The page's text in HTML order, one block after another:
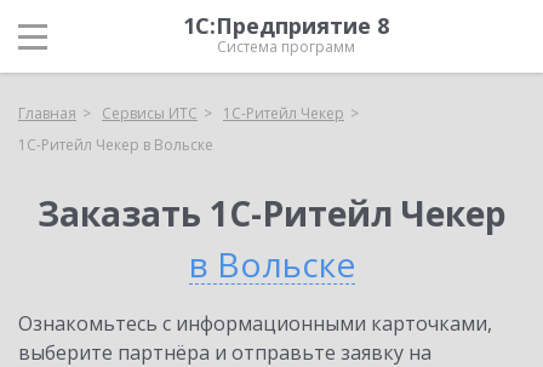
1С:Предприятие 8
Система программ
Главная Сервисы ИТС
1C-Ритейл Чекер
1C-Ритейл Чекер в Вольске
Заказать 1C-Ритейл Чекер
в Вольске
Ознакомьтесь с информационными карточками,
выберите партнёра и отправьте заявку на